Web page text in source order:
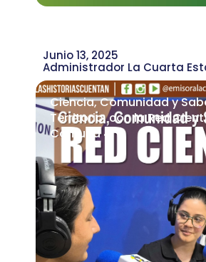
Junio 13, 2025
Administrador La Cuarta
Ciencia, Comunidad y
Territorio, con la Red
Comuna 4.